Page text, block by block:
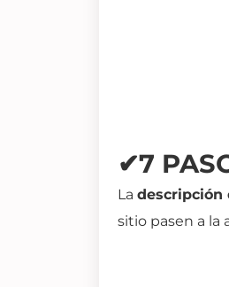
✔7
La descripción
sitio pasen a la